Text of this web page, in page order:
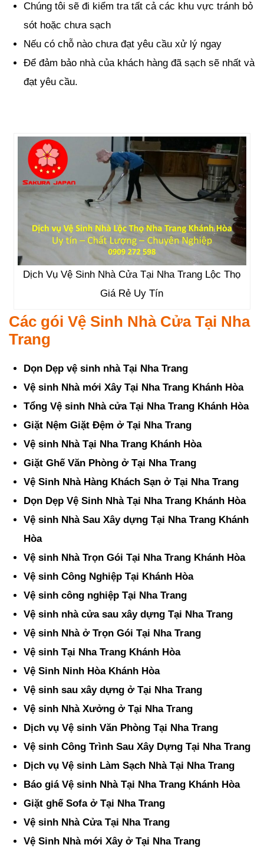
Chúng tôi sẽ đi kiểm tra tất cả các khu vực tránh bỏ
sót hoặc chưa sạch
Nếu có chỗ nào chưa đạt yêu cầu xử lý ngay
Để đảm bảo nhà của khách hàng đã sạch sẽ nhất và
đạt yêu cầu.
Dịch Vụ Vệ Sinh Nhà Cửa Tại Nha Trang Lộc Thọ
Giá Rẻ Uy Tín
Các gói Vệ Sinh Nhà Cửa Tại Nha
Trang
Dọn Dẹp vệ sinh nhà Tại Nha Trang
Vệ sinh Nhà mới Xây Tại Nha Trang Khánh Hòa
Tổng Vệ sinh Nhà cửa Tại Nha Trang Khánh Hòa
Giặt Nệm Giặt Đệm ở Tại Nha Trang
Vệ sinh Nhà Tại Nha Trang Khánh Hòa
Giặt Ghế Văn Phòng ở Tại Nha Trang
Vệ Sinh Nhà Hàng Khách Sạn ở Tại Nha Trang
Dọn Dẹp Vệ Sinh Nhà Tại Nha Trang Khánh Hòa
Vệ sinh Nhà Sau Xây dựng Tại Nha Trang Khánh
Hòa
Vệ sinh Nhà Trọn Gói Tại Nha Trang Khánh Hòa
Vệ sinh Công Nghiệp Tại Khánh Hòa
Vệ sinh công nghiệp Tại Nha Trang
Vệ sinh nhà cửa sau xây dựng Tại Nha Trang
Vệ sinh Nhà ở Trọn Gói Tại Nha Trang
Vệ sinh Tại Nha Trang Khánh Hòa
Vệ Sinh Ninh Hòa Khánh Hòa
Vệ sinh sau xây dựng ở Tại Nha Trang
Vệ sinh Nhà Xưởng ở Tại Nha Trang
Dịch vụ Vệ sinh Văn Phòng Tại Nha Trang
Vệ sinh Công Trình Sau Xây Dựng Tại Nha Trang
Dịch vụ Vệ sinh Làm Sạch Nhà Tại Nha Trang
Báo giá Vệ sinh Nhà Tại Nha Trang Khánh Hòa
Giặt ghế Sofa ở Tại Nha Trang
Vệ sinh Nhà Cửa Tại Nha Trang
Vệ Sinh Nhà mới Xây ở Tại Nha Trang